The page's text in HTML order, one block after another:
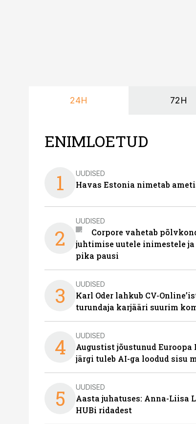
24H 72H
ENIMLOETUD
1 UUDISED
Havas Estonia nimetab
2
UUDISED
Corpore vahetab
juhtimise uutele inimestele
pika pausi
3 UUDISED
Karl Oder lahkub CV-
turundaja karjääri suurim
4 UUDISED
Augustist jõustunud
järgi tuleb AI-ga loodud sisu
5 UUDISED
Aasta juhatuses: Anna-Liisa
HUBi ridadest